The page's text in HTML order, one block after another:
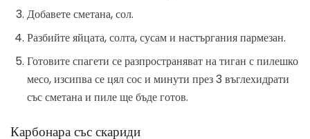
Добавете сметана, сол.
Разбийте яйцата, солта, сусам и настъргания пармезан.
Готовите спагети се разпространяват на тиган с пилешко
месо, изсипва се цял сос и минути през 3 въглехидрати
със сметана и пиле ще бъде готов.
Карбонара със скариди